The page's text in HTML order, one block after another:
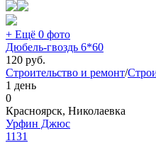
+ Ещё 0 фото
Дюбель-гвоздь 6*60
120 руб.
Строительство и ремонт/
1 день
0
Красноярск, Николаевка
Урфин Джюс
1131